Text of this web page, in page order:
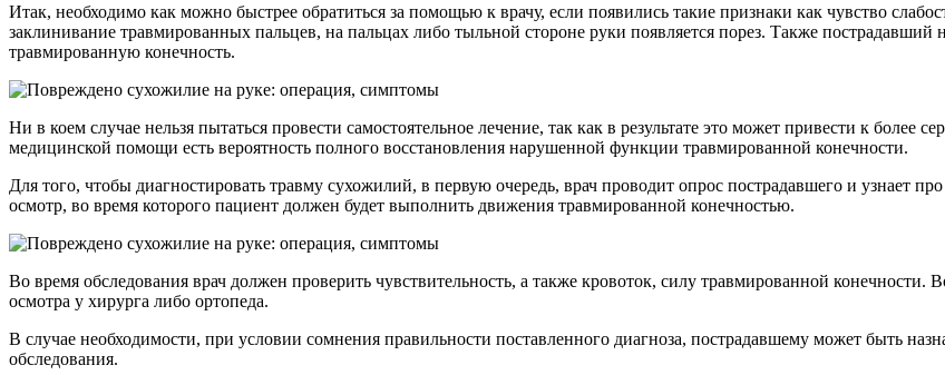
Итак, необходимо как можно быстрее обратиться за помощью к врачу, если появились такие признаки как чувство
заклинивание травмированных пальцев, на пальцах либо тыльной стороне руки появляется порез. Также пострадавший
травмированную конечность.
Ни в коем случае нельзя пытаться провести самостоятельное лечение, так как в результате это может привести к более
медицинской помощи есть вероятность полного восстановления нарушенной функции травмированной конечности.
Для того, чтобы диагностировать травму сухожилий, в первую очередь, врач проводит опрос пострадавшего и узнает
осмотр, во время которого пациент должен будет выполнить движения травмированной конечностью.
Во время обследования врач должен проверить чувствительность, а также кровоток, силу травмированной
осмотра у хирурга либо ортопеда.
В случае необходимости, при условии сомнения правильности поставленного диагноза, пострадавшему может быть
обследования.